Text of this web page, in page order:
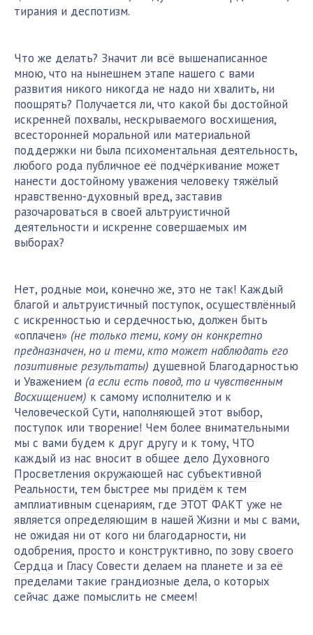
тирания и деспотизм.
Что же делать? Значит ли всё вышенаписанное
мною, что на нынешнем этапе нашего с вами
развития никого никогда не надо ни хвалить, ни
поощрять? Получается ли, что какой бы достойной
искренней похвалы, нескрываемого восхищения,
всесторонней моральной или материальной
поддержки ни была психоментальная деятельность,
любого рода публичное её подчёркивание может
нанести достойному уважения человеку тяжёлый
нравственно-духовный вред, заставив
разочароваться в своей альтруистичной
деятельности и искренне совершаемых им
выборах?
Нет, родные мои, конечно же, это не так! Каждый
благой и альтруистичный поступок, осуществлённый
с искренностью и сердечностью, должен быть
«оплачен» (не только теми, кому он конкретно
предназначен, но и теми, кто может наблюдать его
позитивные результаты) душевной Благодарностью
и Уважением (а если есть повод, то и чувственным
Восхищением) к самому исполнителю и к
Человеческой Сути, наполняющей этот выбор,
поступок или творение! Чем более внимательными
мы с вами будем к друг другу и к тому, ЧТО
каждый из нас вносит в общее дело Духовного
Просветления окружающей нас субъективной
Реальности, тем быстрее мы придём к тем
амплиативным сценариям, где ЭТОТ ФАКТ уже не
является определяющим в нашей Жизни и мы с вами,
не ожидая ни от кого ни благодарности, ни
одобрения, просто и конструктивно, по зову своего
Сердца и Гласу Совести делаем на планете и за её
пределами такие грандиозные дела, о которых
сейчас даже помыслить не смеем!